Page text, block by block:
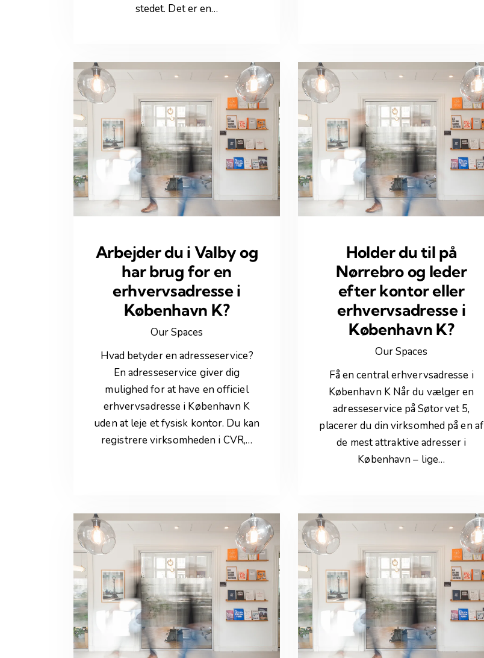
stedet. Det er en…
Arbejder du i Valby og
har brug for en
erhvervsadresse i
København K?
Our Spaces
Hvad betyder en adresseservice?
En adresseservice giver dig
mulighed for at have en officiel
erhvervsadresse i København K
uden at leje et fysisk kontor. Du kan
registrere virksomheden i CVR,…
Holder du til på
Nørrebro og leder
efter kontor eller
erhvervsadresse i
København K?
Our Spaces
Få en central erhvervsadresse i
København K Når du vælger en
adresseservice på Søtorvet 5,
placerer du din virksomhed på en af
de mest attraktive adresser i
København – lige…